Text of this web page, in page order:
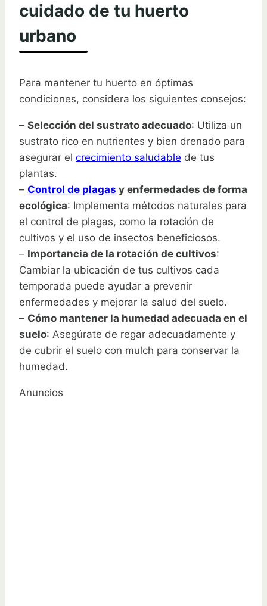
cuidado de tu huerto
urbano
Para mantener tu huerto en óptimas
condiciones, considera los siguientes consejos:
– Selección del sustrato adecuado: Utiliza un
sustrato rico en nutrientes y bien drenado para
asegurar el crecimiento saludable de tus
plantas.
– Control de plagas y enfermedades de forma
ecológica: Implementa métodos naturales para
el control de plagas, como la rotación de
cultivos y el uso de insectos beneficiosos.
– Importancia de la rotación de cultivos:
Cambiar la ubicación de tus cultivos cada
temporada puede ayudar a prevenir
enfermedades y mejorar la salud del suelo.
– Cómo mantener la humedad adecuada en el
suelo: Asegúrate de regar adecuadamente y
de cubrir el suelo con mulch para conservar la
humedad.
Anuncios